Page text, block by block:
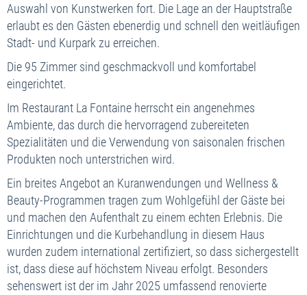
Auswahl von Kunstwerken fort. Die Lage an der Hauptstraße
erlaubt es den Gästen ebenerdig und schnell den weitläufigen
Stadt- und Kurpark zu erreichen.
Die 95 Zimmer sind geschmackvoll und komfortabel
eingerichtet.
Im Restaurant La Fontaine herrscht ein angenehmes
Ambiente, das durch die hervorragend zubereiteten
Spezialitäten und die Verwendung von saisonalen frischen
Produkten noch unterstrichen wird.
Ein breites Angebot an Kuranwendungen und Wellness &
Beauty-Programmen tragen zum Wohlgefühl der Gäste bei
und machen den Aufenthalt zu einem echten Erlebnis. Die
Einrichtungen und die Kurbehandlung in diesem Haus
wurden zudem international zertifiziert, so dass sichergestellt
ist, dass diese auf höchstem Niveau erfolgt. Besonders
sehenswert ist der im Jahr 2025 umfassend renovierte